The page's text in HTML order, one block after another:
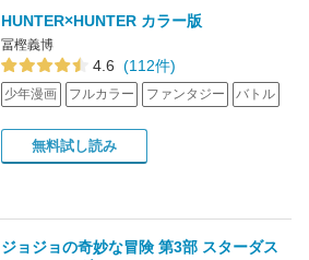
HUNTER×HUNTER カラー版
冨樫義博
4.6 (112件)
少年漫画 フルカラー ファンタジー バトル
無料試し読み
ジョジョの奇妙な冒険 第3部 スターダス